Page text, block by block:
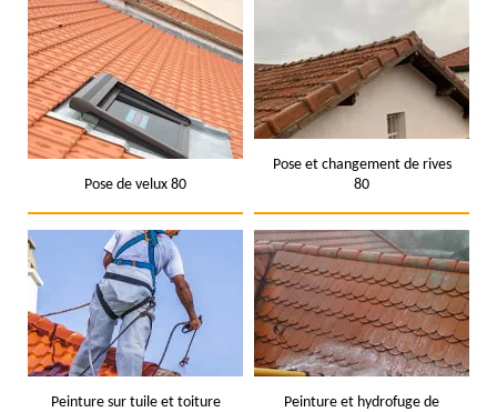
Pose de velux 80
Pose et changement de rives
80
Peinture sur tuile et toiture
Peinture et hydrofuge de